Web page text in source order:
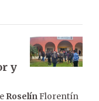
y
RoselínFlorentín